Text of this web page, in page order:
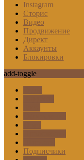
Instagram
Сторис
Видео
Продвижение
Директ
Аккаунты
Блокировки
add-toggle
Подписчики